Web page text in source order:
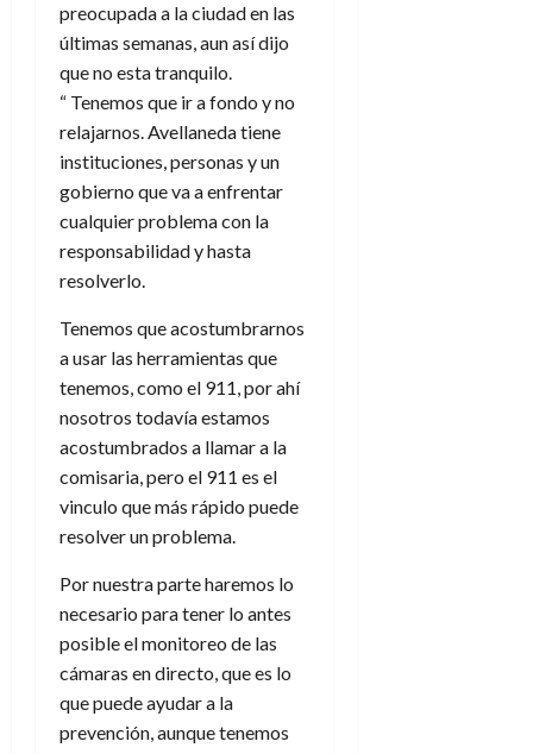
preocupada a la ciudad en las
últimas semanas, aun así dijo
que no esta tranquilo.
“ Tenemos que ir a fondo y no
relajarnos. Avellaneda tiene
instituciones, personas y un
gobierno que va a enfrentar
cualquier problema con la
responsabilidad y hasta
resolverlo.
Tenemos que acostumbrarnos
a usar las herramientas que
tenemos, como el 911, por ahí
nosotros todavía estamos
acostumbrados a llamar a la
comisaria, pero el 911 es el
vinculo que más rápido puede
resolver un problema.
Por nuestra parte haremos lo
necesario para tener lo antes
posible el monitoreo de las
cámaras en directo, que es lo
que puede ayudar a la
prevención, aunque tenemos